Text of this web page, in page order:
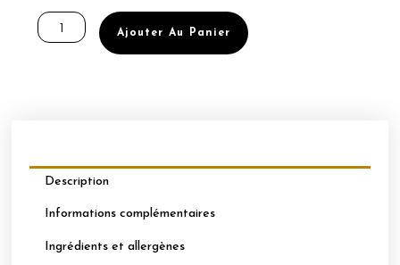
de
BOÎTE
JAUNE
“CITRON
JAUNE”
Ajouter Au Panier
Description
Informations complémentaires
Ingrédients et allergènes